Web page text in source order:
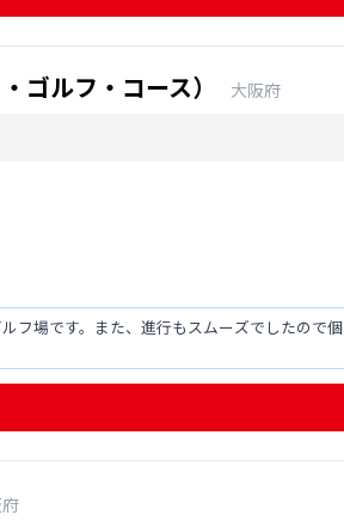
ゴルフ・コース）
大阪府
フ場です。また、進行もスムーズでしたので個